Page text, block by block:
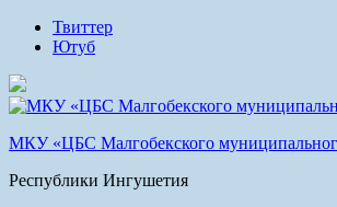
Твиттер
Ютуб
МКУ «ЦБС Малгобекского
Республики Ингушетия